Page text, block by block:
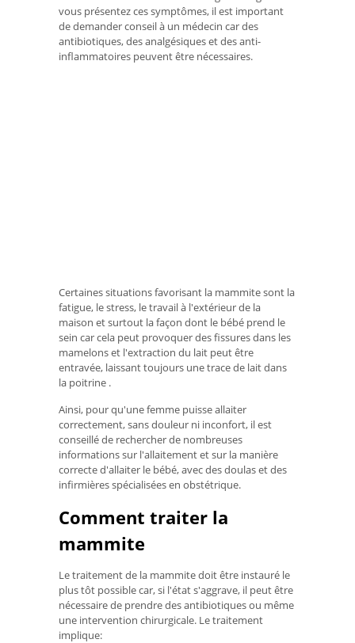
vous présentez ces symptômes, il est important
de demander conseil à un médecin car des
antibiotiques, des analgésiques et des anti-
inflammatoires peuvent être nécessaires.
Certaines situations favorisant la mammite sont la
fatigue, le stress, le travail à l'extérieur de la
maison et surtout la façon dont le bébé prend le
sein car cela peut provoquer des fissures dans les
mamelons et l'extraction du lait peut être
entravée, laissant toujours une trace de lait dans
la poitrine .
Ainsi, pour qu'une femme puisse allaiter
correctement, sans douleur ni inconfort, il est
conseillé de rechercher de nombreuses
informations sur l'allaitement et sur la manière
correcte d'allaiter le bébé, avec des doulas et des
infirmières spécialisées en obstétrique.
Comment traiter la
mammite
Le traitement de la mammite doit être instauré le
plus tôt possible car, si l'état s'aggrave, il peut être
nécessaire de prendre des antibiotiques ou même
une intervention chirurgicale. Le traitement
implique: